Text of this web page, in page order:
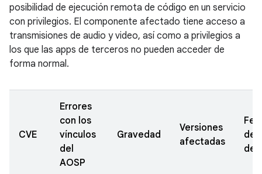
posibilidad de ejecución remota de código en un servicio
con privilegios. El componente afectado tiene acceso a
transmisiones de audio y video, así como a privilegios a
los que las apps de terceros no pueden acceder de
forma normal.
CVE
Errores
con los
vínculos
del
AOSP
Gravedad
Versiones
afectadas
de